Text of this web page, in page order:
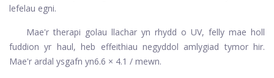
lefelau egni.
Mae'r therapi golau llachar yn rhydd o UV, felly mae holl
fuddion yr haul, heb effeithiau negyddol amlygiad tymor hir.
Mae'r ardal ysgafn yn6.6 × 4.1 / mewn.